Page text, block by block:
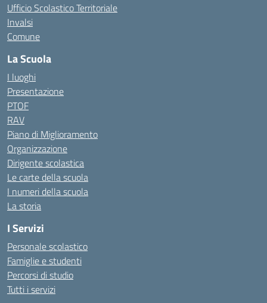
Ufficio Scolastico Territoriale
Invalsi
Comune
La Scuola
I luoghi
Presentazione
PTOF
RAV
Piano di Miglioramento
Organizzazione
Dirigente scolastica
Le carte della scuola
I numeri della scuola
La storia
I Servizi
Personale scolastico
Famiglie e studenti
Percorsi di studio
Tutti i servizi